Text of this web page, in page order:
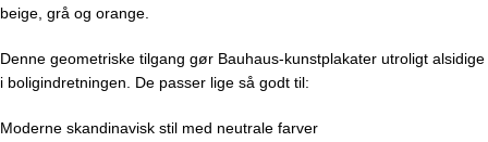
beige, grå og orange.
Denne geometriske tilgang gør Bauhaus-kunstplakater utroligt alsidige
i boligindretningen. De passer lige så godt til:
Moderne skandinavisk stil med neutrale farver